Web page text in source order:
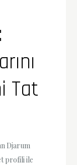
Tat
Djarum
profili ile